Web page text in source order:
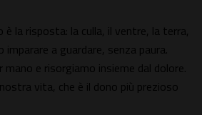
è la risposta: la culla, il ventre, la terra,
imparare a guardare, senza paura.
mano e risorgiamo insieme dal dolore.
vita, che è il dono più prezioso